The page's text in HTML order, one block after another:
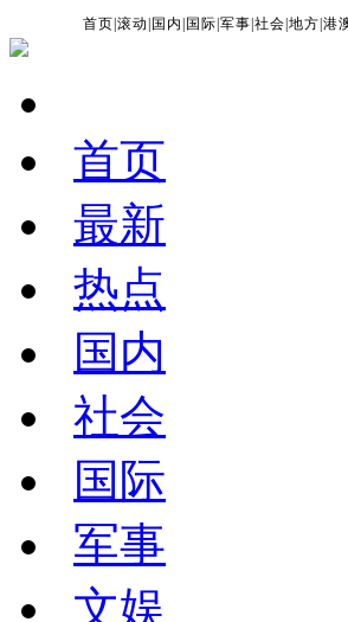
首页 |滚动 国内 国际 |军事 |社会 |地方 |港
首页
最新
热点
国内
社会
国际
军事
文娱